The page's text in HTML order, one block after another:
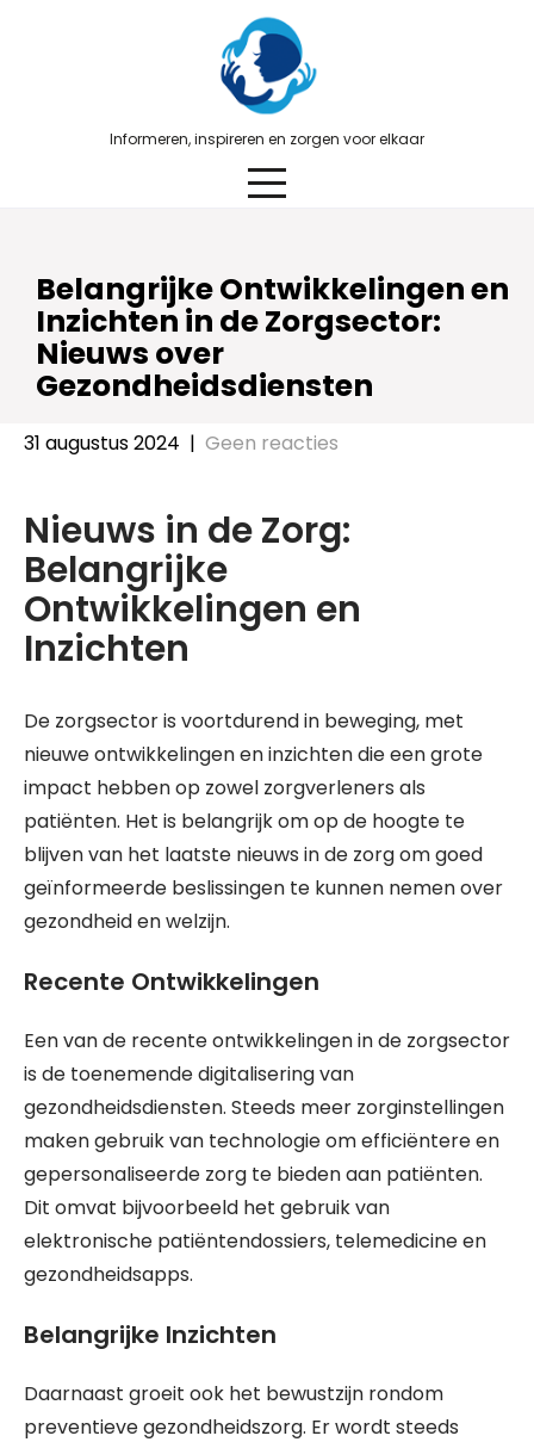
Informeren, inspireren en zorgen voor elkaar
Belangrijke Ontwikkelingen en
Inzichten in de Zorgsector:
Nieuws over
Gezondheidsdiensten
31 augustus 2024 | Geen reacties
Nieuws in de Zorg:
Belangrijke
Ontwikkelingen en
Inzichten
De zorgsector is voortdurend in beweging, met
nieuwe ontwikkelingen en inzichten die een grote
impact hebben op zowel zorgverleners als
patiënten. Het is belangrijk om op de hoogte te
blijven van het laatste nieuws in de zorg om goed
geïnformeerde beslissingen te kunnen nemen over
gezondheid en welzijn.
Recente Ontwikkelingen
Een van de recente ontwikkelingen in de zorgsector
is de toenemende digitalisering van
gezondheidsdiensten. Steeds meer zorginstellingen
maken gebruik van technologie om efficiëntere en
gepersonaliseerde zorg te bieden aan patiënten.
Dit omvat bijvoorbeeld het gebruik van
elektronische patiëntendossiers, telemedicine en
gezondheidsapps.
Belangrijke Inzichten
Daarnaast groeit ook het bewustzijn rondom
preventieve gezondheidszorg. Er wordt steeds